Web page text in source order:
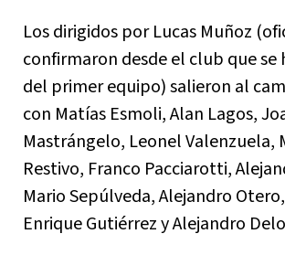
Los dirigidos por Lucas Muñoz
confirmaron desde el club que se
del primer equipo) salieron al
con Matías Esmoli, Alan Lagos,
Mastrángelo, Leonel Valenzuela,
Restivo, Franco Pacciarotti,
Mario Sepúlveda, Alejandro
Enrique Gutiérrez y Alejandro